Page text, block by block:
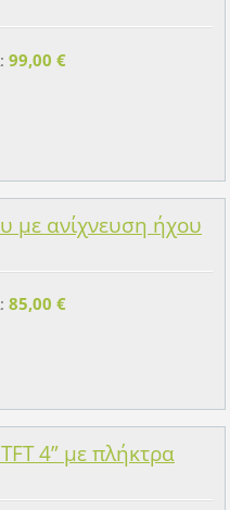
99,00 €
με ανίχνευση ήχου
85,00 €
4” με πλήκτρα